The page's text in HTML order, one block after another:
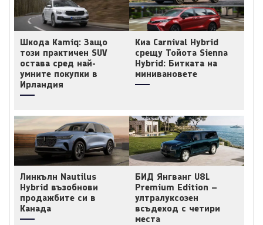
Шкода Kamiq: Защо
този практичен SUV
остава сред най-
умните покупки в
Ирландия
Киа Carnival Hybrid
срещу Тойота Sienna
Hybrid: Битката на
минивановете
Линкълн Nautilus
Hybrid възобнови
продажбите си в
Канада
БИД Янгванг U8L
Premium Edition –
ултралуксозен
всъдеход с четири
места